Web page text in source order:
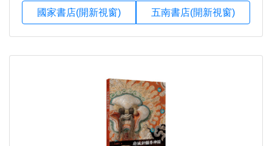
國家書店(開新視窗) 五南書店(開新視窗)